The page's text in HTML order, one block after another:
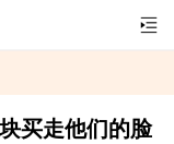
买走他们的脸